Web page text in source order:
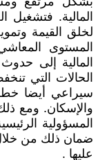
المالية. فتشغيل
لخلق القيمة
المستوى
المالية إلى
الحالات التي
سيراعي أيضا خطر
والإسكان. ومع
المسؤولية
ضمان ذلك من
عليها .